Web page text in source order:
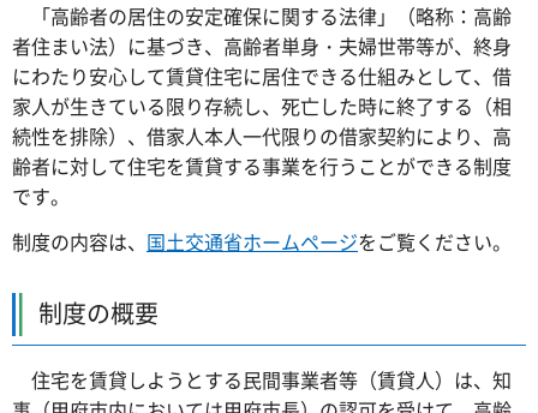
「高齢者の居住の安定確保に関する法律」（略称：高齢
者住まい法）に基づき、高齢者単身・夫婦世帯等が、終身
にわたり安心して賃貸住宅に居住できる仕組みとして、借
家人が生きている限り存続し、死亡した時に終了する（相
続性を排除）、借家人本人一代限りの借家契約により、高
齢者に対して住宅を賃貸する事業を行うことができる制度
です。
制度の内容は、 国土交通省ホームページをご覧ください。
制度の概要
住宅を賃貸しようとする民間事業者等（賃貸人）は、知